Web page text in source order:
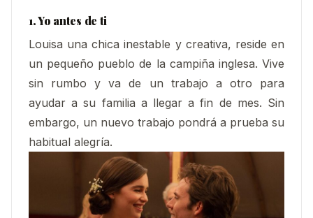
1. Yo antes de ti
Louisa una chica inestable y creativa, reside en
un pequeño pueblo de la campiña inglesa. Vive
sin rumbo y va de un trabajo a otro para
ayudar a su familia a llegar a fin de mes. Sin
embargo, un nuevo trabajo pondrá a prueba su
habitual alegría.